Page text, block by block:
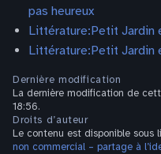
pas heureux
Littérature:Petit Jardin
Littérature:Petit Jardin
Dernière modification
La dernière modification de
18:56.
Droits d’auteur
Le contenu est disponible sous
non commercial – partage à